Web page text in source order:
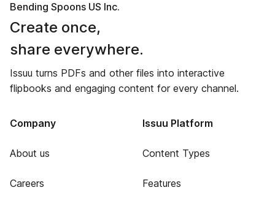
Bending Spoons US Inc.
Create once,
share everywhere.
Issuu turns PDFs and other files into interactive
flipbooks and engaging content for every channel.
Company
About us
Careers
Issuu Platform
Content Types
Features